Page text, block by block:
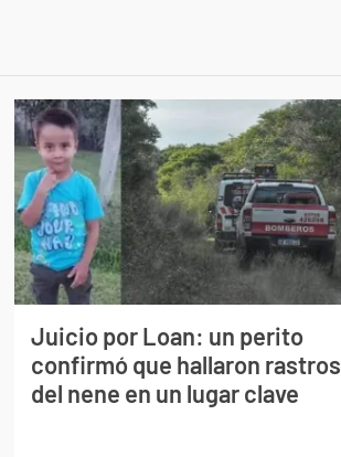
Juicio por Loan: un perito
confirmó que hallaron rastros
del nene en un lugar clave